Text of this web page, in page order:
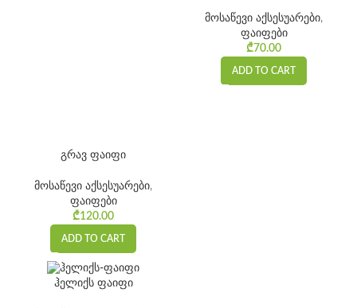
გრავ ფაიფი
მოსაწევი აქსესუარები,
ფაიფები
₾120.00
ADD TO CART
მოსაწევი აქსესუარები,
ფაიფები
₾70.00
ADD TO CART
ჰელიქს ფაიფი